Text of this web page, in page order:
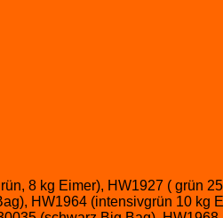
8 kg Eimer), HW1927 ( grün
HW1964 (intensivgrün 10 kg